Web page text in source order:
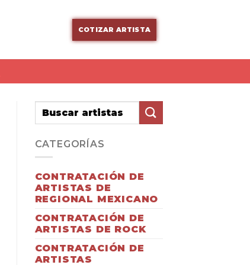
COTIZAR ARTISTA
CATEGORÍAS
CONTRATACIÓN DE
ARTISTAS DE
REGIONAL MEXICANO
CONTRATACIÓN DE
ARTISTAS DE ROCK
CONTRATACIÓN DE
ARTISTAS